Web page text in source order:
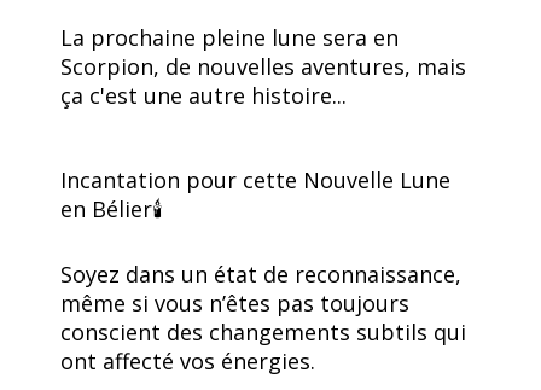
La prochaine pleine lune sera en
Scorpion, de nouvelles aventures, mais
ça c'est une autre histoire...
Incantation pour cette Nouvelle Lune
en Bélier🕯️
Soyez dans un état de reconnaissance,
même si vous n’êtes pas toujours
conscient des changements subtils qui
ont affecté vos énergies.